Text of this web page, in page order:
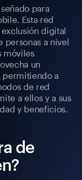
para
Esta red
digital
personas a nivel
móviles
un
a
de red
a ellos y a sus
y beneficios.
de